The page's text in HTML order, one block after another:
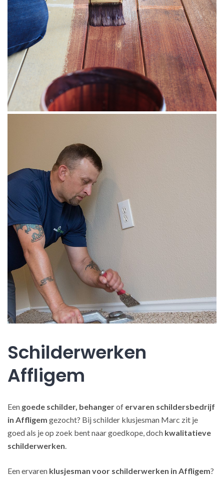
Schilderwerken
Affligem
Een goede schilder, behangerof ervaren schildersbedrijf
in Affligem gezocht? Bij schilder klusjesman Marc zit je
goed als je op zoek bent naar goedkope, doch kwalitatieve
schilderwerken.
Een ervaren klusjesman voor schilderwerken in Affligem?